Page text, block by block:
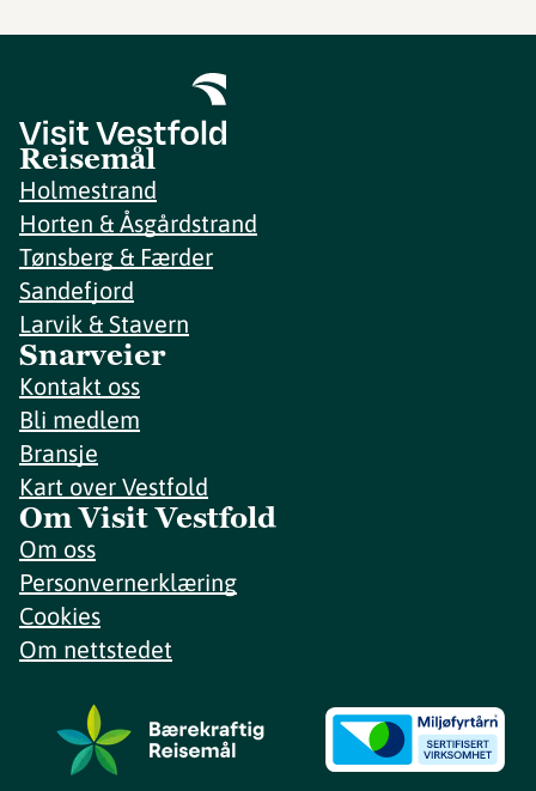
Reisemål
Holmestrand
Horten & Åsgårdstrand
Tønsberg & Færder
Sandefjord
Larvik & Stavern
Snarveier
Kontakt oss
Bli medlem
Bransje
Kart over Vestfold
Om Visit Vestfold
Om oss
Personvernerklæring
Cookies
Om nettstedet